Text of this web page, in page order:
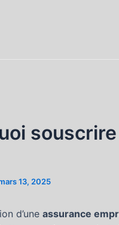
13, 2025
d’une assurance